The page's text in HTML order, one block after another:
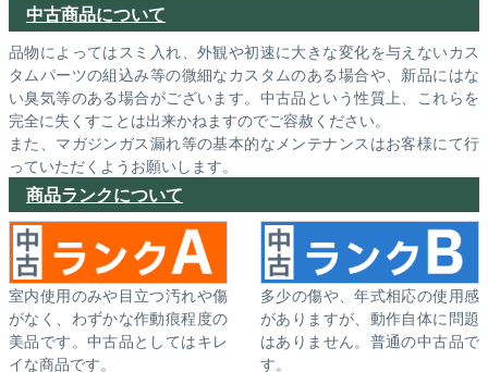
中古商品について
品物によってはスミ入れ、外観や初速に大きな変化を与えないカス
タムパーツの組込み等の微細なカスタムのある場合や、新品にはな
い臭気等のある場合がございます。中古品という性質上、これらを
完全に失くすことは出来かねますのでご容赦ください。
また、マガジンガス漏れ等の基本的なメンテナンスはお客様にて行
っていただくようお願いします。
商品ランクについて
室内使用のみや目立つ汚れや傷
がなく、わずかな作動痕程度の
美品です。中古品としてはキレ
イな商品です。
多少の傷や、年式相応の使用感
がありますが、動作自体に問題
はありません。普通の中古品で
す。